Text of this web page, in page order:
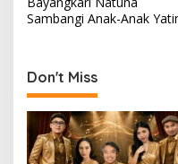
s
n
a
v
i
Sambangi Anak-Anak
Don't Miss